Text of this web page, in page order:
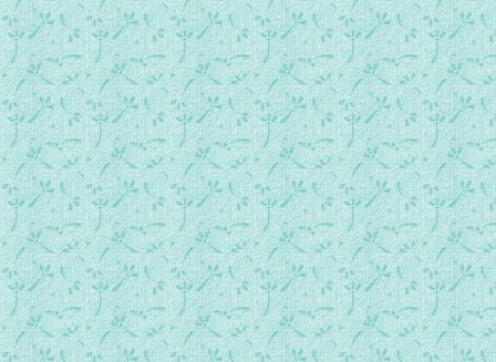
019.贞女姐姐思念永恒的家.mp3
020.为河北省呼唤.mp3
021.为教友的神悤的事.mp3
022.神悤的事.mp3
023.传递信.mp3
024.恩典时刻.mp3
025.全球温疫到来大家惊慌了.mp3
026.今天全中国都在家中坐.mp3了.mp3
027.今天我们走进新的一天.mp3